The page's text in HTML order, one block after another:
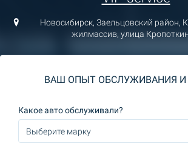
Новосибирск, Заельцовский район,
жилмассив, улица
ВАШ ОПЫТ ОБСЛУЖИВАНИЯ
Какое авто обслуживали?